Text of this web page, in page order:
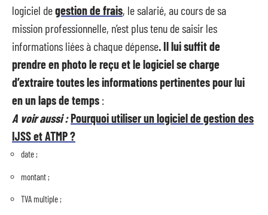
logiciel degestion de frais, le salarié, au cours de sa
mission professionnelle, n’est plus tenu de saisir les
informations liées à chaque dépense. Il lui suffit de
prendre en photo le reçu et le logiciel se charge
d’extraire toutes les informations pertinentes pour lui
en un laps de temps :
A voir aussi :Pourquoi utiliser un logiciel de gestion des
IJSS et ATMP ?
date ;
montant ;
TVA multiple ;